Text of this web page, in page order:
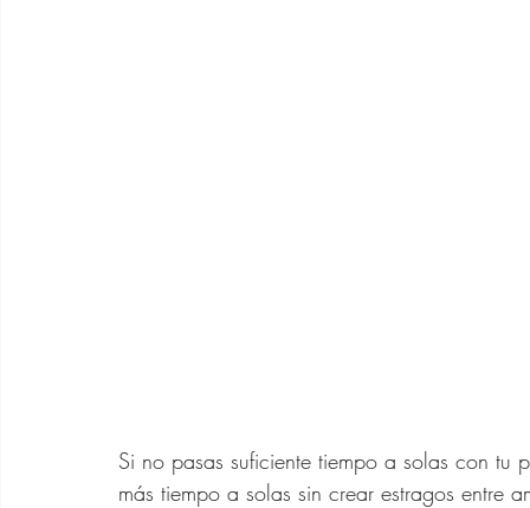
Bolsos de Diseñador
Si no pasas suficiente tiempo a solas con
más tiempo a solas sin crear estragos entre